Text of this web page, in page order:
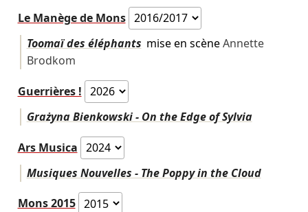
Le Manège de Mons
Toomaï des éléphants mise en scèneAnnette
Brodkom
Guerrières !
Grażyna Bienkowski - On the Edge of Sylvia
Ars Musica
Musiques Nouvelles - The Poppy in the Cloud
Mons 2015